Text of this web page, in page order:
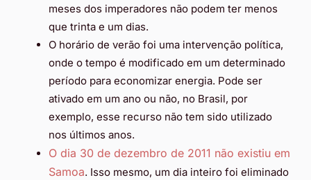
meses dos imperadores não podem ter menos
que trinta e um dias.
O horário de verão foi uma intervenção política,
onde o tempo é modificado em um determinado
período para economizar energia. Pode ser
ativado em um ano ou não, no Brasil, por
exemplo, esse recurso não tem sido utilizado
nos últimos anos.
O dia 30 de dezembro de 2011 não existiu em
Samoa. Isso mesmo, um dia inteiro foi eliminado